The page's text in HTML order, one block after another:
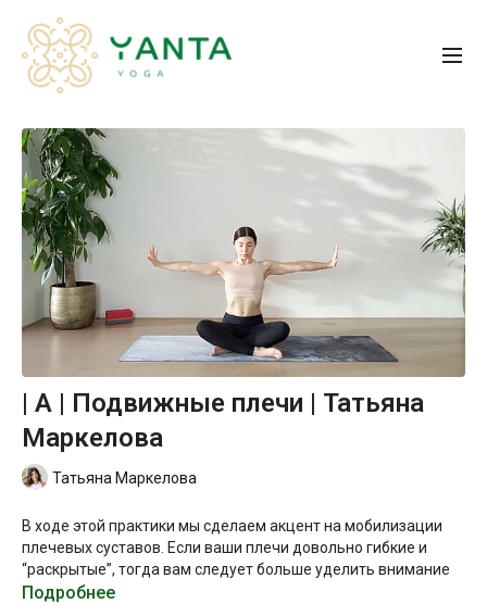
| A | Подвижные плечи | Татьяна
Маркелова
Татьяна Маркелова
В ходе этой практики мы сделаем акцент на мобилизации
плечевых суставов. Если ваши плечи довольно гибкие и
“раскрытые”, тогда вам следует больше уделить внимание
стабилизации в отжиманиях и упорах на руки. Тем не менее,
Подробнее